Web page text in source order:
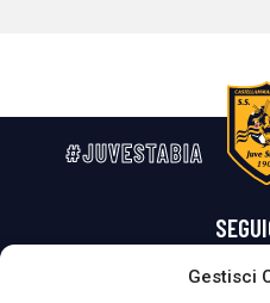
Gestisci
#JUVESTABIA